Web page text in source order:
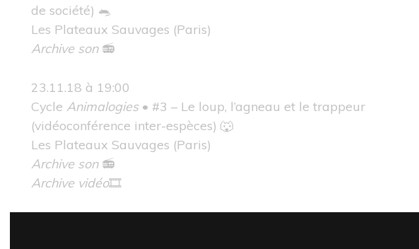
de société) 🐀
Les Plateaux Sauvages (Paris)
Archive son📻
23.11.18 à 19:00
Cycle Animalogies• #3 – Le loup, l’agneau et le trappeur
(vidéoconférence inter-espèces) 🐺
Les Plateaux Sauvages (Paris)
Archive son📻
Archive vidéo🎞